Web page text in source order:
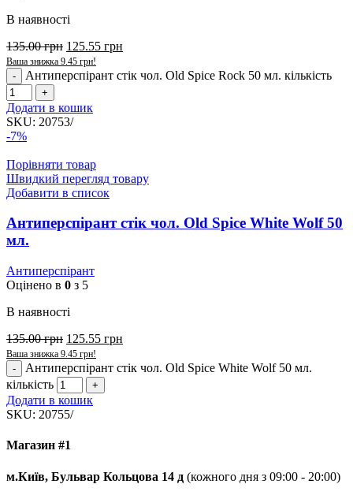
В наявності
135.00грн 125.55 грн
Ваша знижка 9.45 грн!
Антиперспірант стік чол. Old Spice Rock 50 мл. кількість
Додати в кошик
SKU: 20753/
-7%
Порівняти товар
Швидкий перегляд товару
Добавити в список
Антиперспірант стік чол. Old Spice White Wolf 50
мл.
Антиперспірант
Оцінено в 0 з 5
В наявності
135.00грн 125.55 грн
Ваша знижка 9.45 грн!
Антиперспірант стік чол. Old Spice White Wolf 50 мл.
кількість
Додати в кошик
SKU: 20755/
Магазин #1
м.Київ, Бульвар Кольцова 14 д (кожного дня з 09:00 - 20:00)